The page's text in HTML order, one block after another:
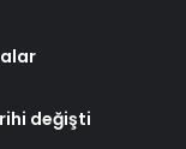
değişti